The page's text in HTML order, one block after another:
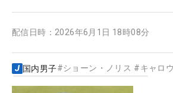
配信日時： 2026年6月1日 18時08分
国内男子#ショーン・ノリス #キャロ